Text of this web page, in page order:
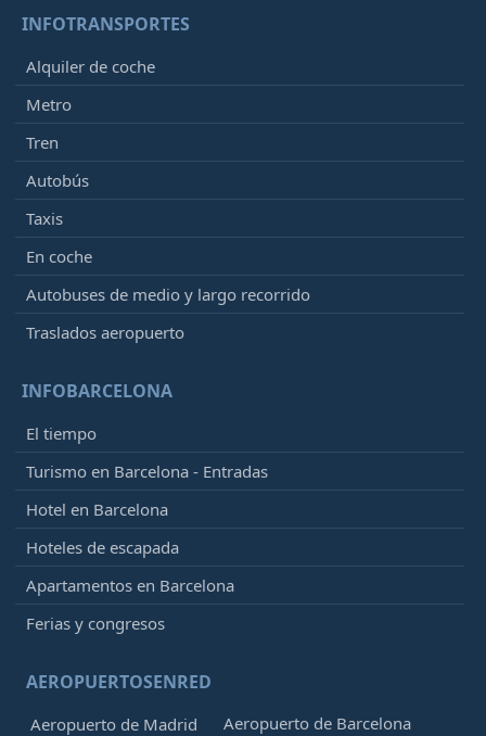
INFOTRANSPORTES
Alquiler de coche
Metro
Tren
Autobús
Taxis
En coche
Autobuses de medio y largo recorrido
Traslados aeropuerto
INFOBARCELONA
El tiempo
Turismo en Barcelona - Entradas
Hotel en Barcelona
Hoteles de escapada
Apartamentos en Barcelona
Ferias y congresos
AEROPUERTOSENRED
Aeropuerto de Madrid Aeropuerto de Barcelona